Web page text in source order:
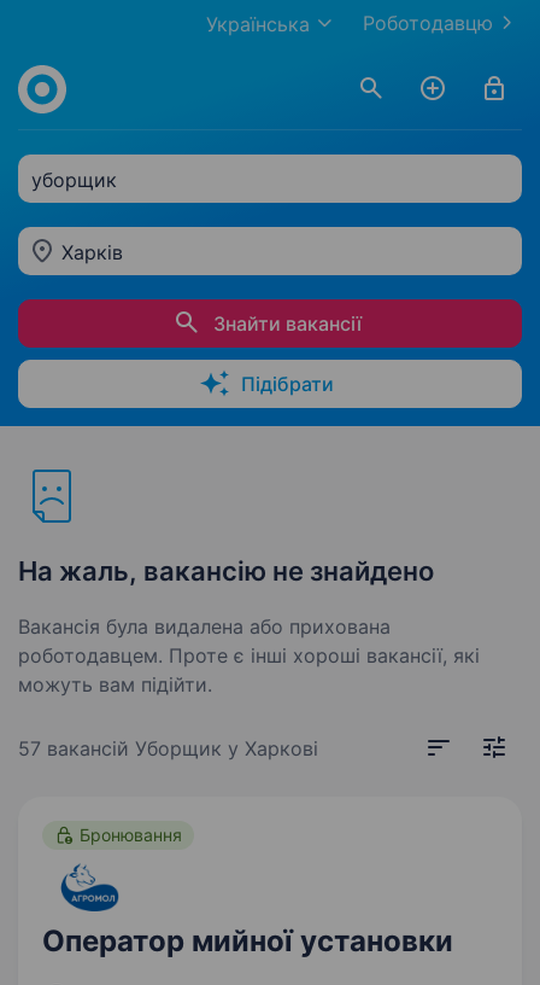
Роботодавцю
Українська
уборщик
Харків
Знайти вакансії
Підібрати
На жаль, вакансію не знайдено
Вакансія була видалена або прихована
роботодавцем. Проте є інші хороші вакансії, які
можуть вам підійти.
57 вакансій Уборщик у Харкові
Бронювання
Оператор мийної установки